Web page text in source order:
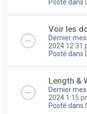
Posté dans
Voir les
Dernier
2024 12:31
Posté dans
Length &
Dernier
2024 1:15
Posté dans